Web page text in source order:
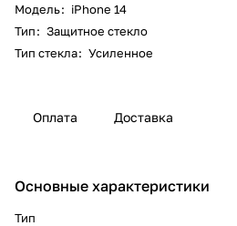
Модель: iPhone 14
Тип: Защитное стекло
Тип стекла: Усиленное
Оплата Доставка
Основные характеристики
Тип